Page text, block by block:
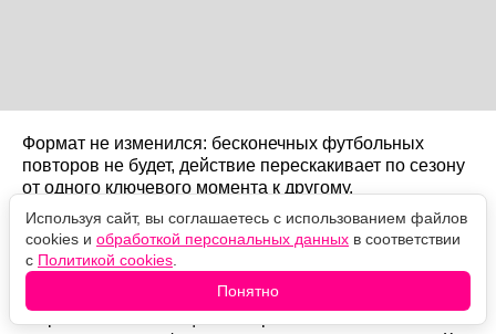
Формат не изменился: бесконечных футбольных
повторов не будет, действие перескакивает по сезону
от одного ключевого момента к другому.
Всё ещё работает?
По сути — да. Диалоги всё так же мечутся между
Используя сайт, вы соглашаетесь с использованием файлов
cookies и обработкой персональных данных в соответствии
с Политикой cookies
Понятно